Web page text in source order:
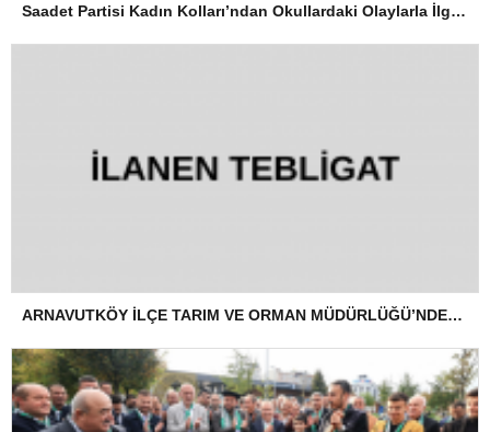
Saadet Partisi Kadın Kolları’ndan Okullardaki Olaylarla İlgili Basın Açıklaması
ARNAVUTKÖY İLÇE TARIM VE ORMAN MÜDÜRLÜĞÜ’NDEN İLANEN TEBLİGAT